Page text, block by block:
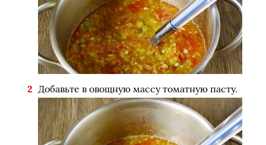
Добавьте в овощную массу томатную пасту.